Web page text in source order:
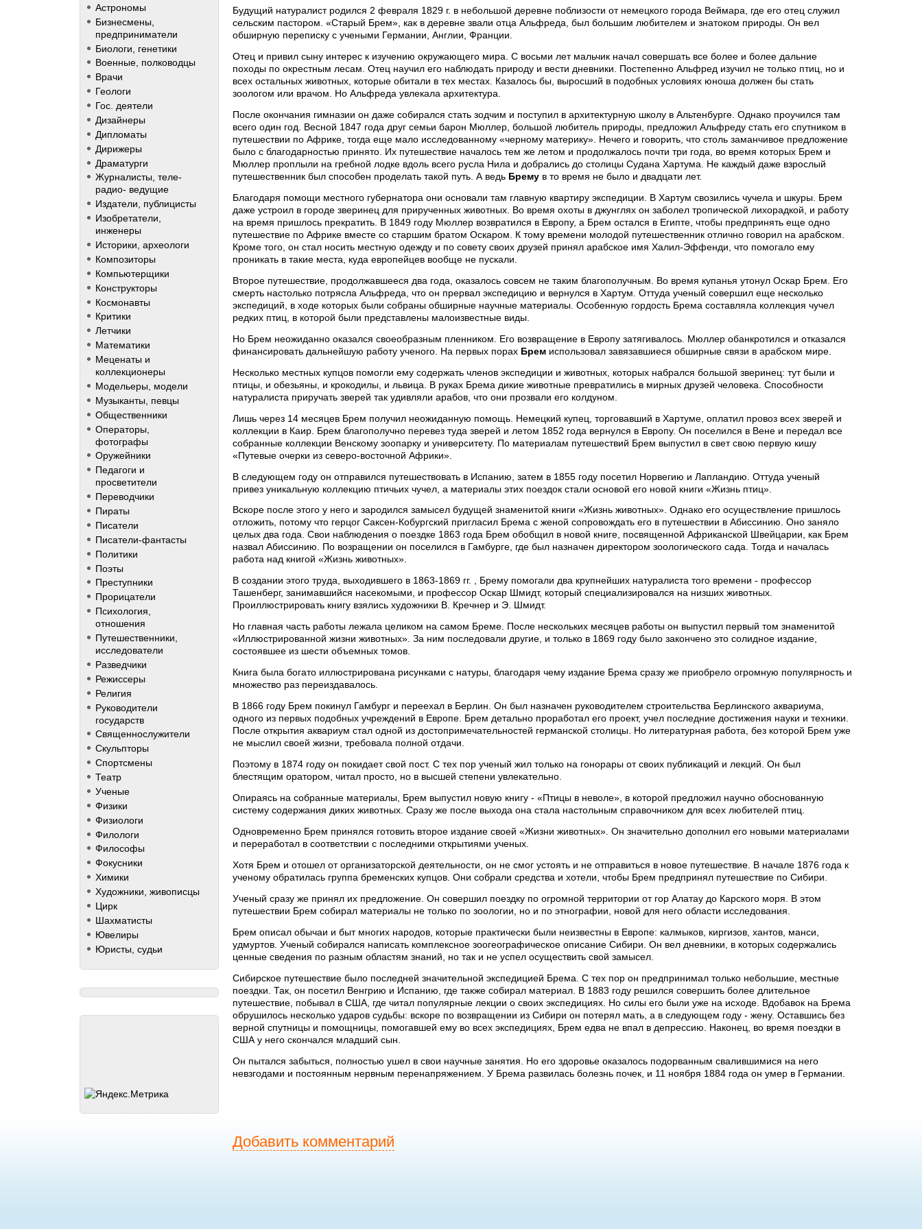
Астрономы
Бизнесмены,
предприниматели
Биологи, генетики
Военные, полководцы
Врачи
Геологи
Гос. деятели
Дизайнеры
Дипломаты
Дирижеры
Драматурги
Журналисты, теле-
радио- ведущие
Издатели, публицисты
Изобретатели,
инженеры
Историки, археологи
Композиторы
Компьютерщики
Конструкторы
Космонавты
Критики
Летчики
Математики
Меценаты и
коллекционеры
Модельеры, модели
Музыканты, певцы
Общественники
Операторы,
фотографы
Оружейники
Педагоги и
просветители
Переводчики
Пираты
Писатели
Писатели-фантасты
Политики
Поэты
Преступники
Прорицатели
Психология,
отношения
Путешественники,
исследователи
Разведчики
Режиссеры
Религия
Руководители
государств
Священнослужители
Скульпторы
Спортсмены
Театр
Ученые
Физики
Физиологи
Филологи
Философы
Фокусники
Химики
Художники, живописцы
Цирк
Шахматисты
Ювелиры
Юристы, судьи
Будущий натуралист родился 2 февраля 1829 г. в небольшой деревне поблизости от немецкого города Веймара, где его отец служил
сельским пастором. «Старый Брем», как в деревне звали отца Альфреда, был большим любителем и знатоком природы. Он вел
обширную переписку с учеными Германии, Англии, Франции.
Отец и привил сыну интерес к изучению окружающего мира. С восьми лет мальчик начал совершать все более и более дальние
походы по окрестным лесам. Отец научил его наблюдать природу и вести дневники. Постепенно Альфред изучил не только птиц, но и
всех остальных животных, которые обитали в тех местах. Казалось бы, выросший в подобных условиях юноша должен бы стать
зоологом или врачом. Но Альфреда увлекала архитектура.
После окончания гимназии он даже собирался стать зодчим и поступил в архитектурную школу в Альтенбурге. Однако проучился там
всего один год. Весной 1847 года друг семьи барон Мюллер, большой любитель природы, предложил Альфреду стать его спутником в
путешествии по Африке, тогда еще мало исследованному «черному материку». Нечего и говорить, что столь заманчивое предложение
было с благодарностью принято. Их путешествие началось тем же летом и продолжалось почти три года, во время которых Брем и
Мюллер проплыли на гребной лодке вдоль всего русла Нила и добрались до столицы Судана Хартума. Не каждый даже взрослый
путешественник был способен проделать такой путь. А ведь Брему в то время не было и двадцати лет.
Благодаря помощи местного губернатора они основали там главную квартиру экспедиции. В Хартум свозились чучела и шкуры. Брем
даже устроил в городе зверинец для прирученных животных. Во время охоты в джунглях он заболел тропической лихорадкой, и работу
на время пришлось прекратить. В 1849 году Мюллер возвратился в Европу, а Брем остался в Египте, чтобы предпринять еще одно
путешествие по Африке вместе со старшим братом Оскаром. К тому времени молодой путешественник отлично говорил на арабском.
Кроме того, он стал носить местную одежду и по совету своих друзей принял арабское имя Халил-Эффенди, что помогало ему
проникать в такие места, куда европейцев вообще не пускали.
Второе путешествие, продолжавшееся два года, оказалось совсем не таким благополучным. Во время купанья утонул Оскар Брем. Его
смерть настолько потрясла Альфреда, что он прервал экспедицию и вернулся в Хартум. Оттуда ученый совершил еще несколько
экспедиций, в ходе которых были собраны обширные научные материалы. Особенную гордость Брема составляла коллекция чучел
редких птиц, в которой были представлены малоизвестные виды.
Но Брем неожиданно оказался своеобразным пленником. Его возвращение в Европу затягивалось. Мюллер обанкротился и отказался
финансировать дальнейшую работу ученого. На первых порах Брем использовал завязавшиеся обширные связи в арабском мире.
Несколько местных купцов помогли ему содержать членов экспедиции и животных, которых набрался большой зверинец: тут были и
птицы, и обезьяны, и крокодилы, и львица. В руках Брема дикие животные превратились в мирных друзей человека. Способности
натуралиста приручать зверей так удивляли арабов, что они прозвали его колдуном.
Лишь через 14 месяцев Брем получил неожиданную помощь. Немецкий купец, торговавший в Хартуме, оплатил провоз всех зверей и
коллекции в Каир. Брем благополучно перевез туда зверей и летом 1852 года вернулся в Европу. Он поселился в Вене и передал все
собранные коллекции Венскому зоопарку и университету. По материалам путешествий Брем выпустил в свет свою первую кишу
«Путевые очерки из северо-восточной Африки».
В следующем году он отправился путешествовать в Испанию, затем в 1855 году посетил Норвегию и Лапландию. Оттуда ученый
привез уникальную коллекцию птичьих чучел, а материалы этих поездок стали основой его новой книги «Жизнь птиц».
Вскоре после этого у него и зародился замысел будущей знаменитой книги «Жизнь животных». Однако его осуществление пришлось
отложить, потому что герцог Саксен-Кобургский пригласил Брема с женой сопровождать его в путешествии в Абиссинию. Оно заняло
целых два года. Свои наблюдения о поездке 1863 года Брем обобщил в новой книге, посвященной Африканской Швейцарии, как Брем
назвал Абиссинию. По возращении он поселился в Гамбурге, где был назначен директором зоологического сада. Тогда и началась
работа над книгой «Жизнь животных».
В создании этого труда, выходившего в 1863-1869 гг. , Брему помогали два крупнейших натуралиста того времени - профессор
Ташенберг, занимавшийся насекомыми, и профессор Оскар Шмидт, который специализировался на низших животных.
Проиллюстрировать книгу взялись художники В. Кречнер и Э. Шмидт.
Но главная часть работы лежала целиком на самом Бреме. После нескольких месяцев работы он выпустил первый том знаменитой
«Иллюстрированной жизни животных». За ним последовали другие, и только в 1869 году было закончено это солидное издание,
состоявшее из шести объемных томов.
Книга была богато иллюстрирована рисунками с натуры, благодаря чему издание Брема сразу же приобрело огромную популярность и
множество раз переиздавалось.
В 1866 году Брем покинул Гамбург и переехал в Берлин. Он был назначен руководителем строительства Берлинского аквариума,
одного из первых подобных учреждений в Европе. Брем детально проработал его проект, учел последние достижения науки и техники.
После открытия аквариум стал одной из достопримечательностей германской столицы. Но литературная работа, без которой Брем уже
не мыслил своей жизни, требовала полной отдачи.
Поэтому в 1874 году он покидает свой пост. С тех пор ученый жил только на гонорары от своих публикаций и лекций. Он был
блестящим оратором, читал просто, но в высшей степени увлекательно.
Опираясь на собранные материалы, Брем выпустил новую книгу - «Птицы в неволе», в которой предложил научно обоснованную
систему содержания диких животных. Сразу же после выхода она стала настольным справочником для всех любителей птиц.
Одновременно Брем принялся готовить второе издание своей «Жизни животных». Он значительно дополнил его новыми материалами
и переработал в соответствии с последними открытиями ученых.
Хотя Брем и отошел от организаторской деятельности, он не смог устоять и не отправиться в новое путешествие. В начале 1876 года к
ученому обратилась группа бременских купцов. Они собрали средства и хотели, чтобы Брем предпринял путешествие по Сибири.
Ученый сразу же принял их предложение. Он совершил поездку по огромной территории от гор Алатау до Карского моря. В этом
путешествии Брем собирал материалы не только по зоологии, но и по этнографии, новой для него области исследования.
Брем описал обычаи и быт многих народов, которые практически были неизвестны в Европе: калмыков, киргизов, хантов, манси,
удмуртов. Ученый собирался написать комплексное зоогеографическое описание Сибири. Он вел дневники, в которых содержались
ценные сведения по разным областям знаний, но так и не успел осуществить свой замысел.
Сибирское путешествие было последней значительной экспедицией Брема. С тех пор он предпринимал только небольшие, местные
поездки. Так, он посетил Венгрию и Испанию, где также собирал материал. В 1883 году решился совершить более длительное
путешествие, побывал в США, где читал популярные лекции о своих экспедициях. Но силы его были уже на исходе. Вдобавок на Брема
обрушилось несколько ударов судьбы: вскоре по возвращении из Сибири он потерял мать, а в следующем году - жену. Оставшись без
верной спутницы и помощницы, помогавшей ему во всех экспедициях, Брем едва не впал в депрессию. Наконец, во время поездки в
США у него скончался младший сын.
Он пытался забыться, полностью ушел в свои научные занятия. Но его здоровье оказалось подорванным свалившимися на него
невзгодами и постоянным нервным перенапряжением. У Брема развилась болезнь почек, и 11 ноября 1884 года он умер в Германии.
Добавить комментарий